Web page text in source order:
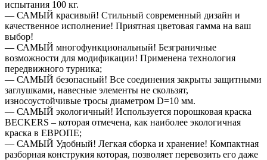
испытания 100 кг.
— САМЫЙ красивый! Стильный современный дизайн и
качественное исполнение! Приятная цветовая гамма на ваш
выбор!
— САМЫЙ многофункциональный! Безграничные
возможности для модификации! Применена технология
передвижного турника;
— САМЫЙ безопасный! Все соединения закрыты защитными
заглушками, навесные элементы не скользят,
износоустойчивые тросы диаметром D=10 мм.
— САМЫЙ экологичный! Используется порошковая краска
BECKERS – которая отмечена, как наиболее экологичная
краска в ЕВРОПЕ;
— САМЫЙ Удобный! Легкая сборка и хранение! Компактная
разборная конструкия которая, позволяет перевозить его даже